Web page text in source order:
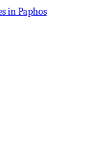
in Paphos